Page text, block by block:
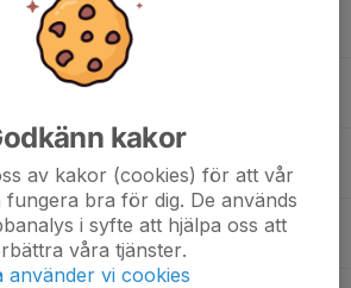
i Folkunga
i Folkunga Dam B
Linköping
i Vasa Arena Dam C
kakor
av kakor (cookies) för att vår
fungera bra för dig. De används
i syfte att hjälpa oss att
våra tjänster.
använder vi cookies